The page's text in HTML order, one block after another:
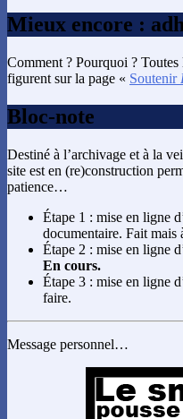
Mieux encore :
Comment ? Pourquoi ?
figurent sur la page « Soutenir
Bloc-note
Destiné à l’archivage et à la
site est en (re)construction
patience…
Étape 1 : mise en ligne
documentaire. Fait mais
Étape 2 : mise en ligne
En cours.
Étape 3 : mise en ligne
faire.
Message personnel…